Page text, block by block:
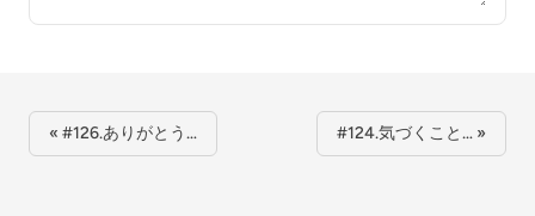
« #126.ありがとう… #124.気づくこと… »